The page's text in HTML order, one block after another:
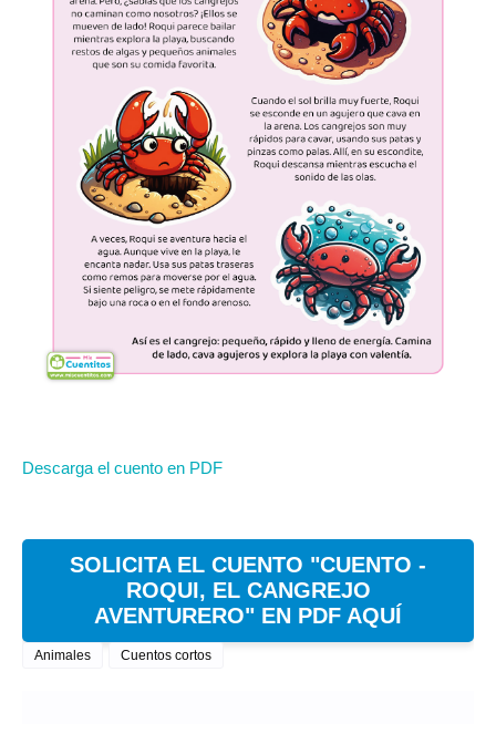
Descarga el cuento en PDF
SOLICITA EL CUENTO "CUENTO -
ROQUI, EL CANGREJO
AVENTURERO" EN PDF AQUÍ
Animales Cuentos cortos